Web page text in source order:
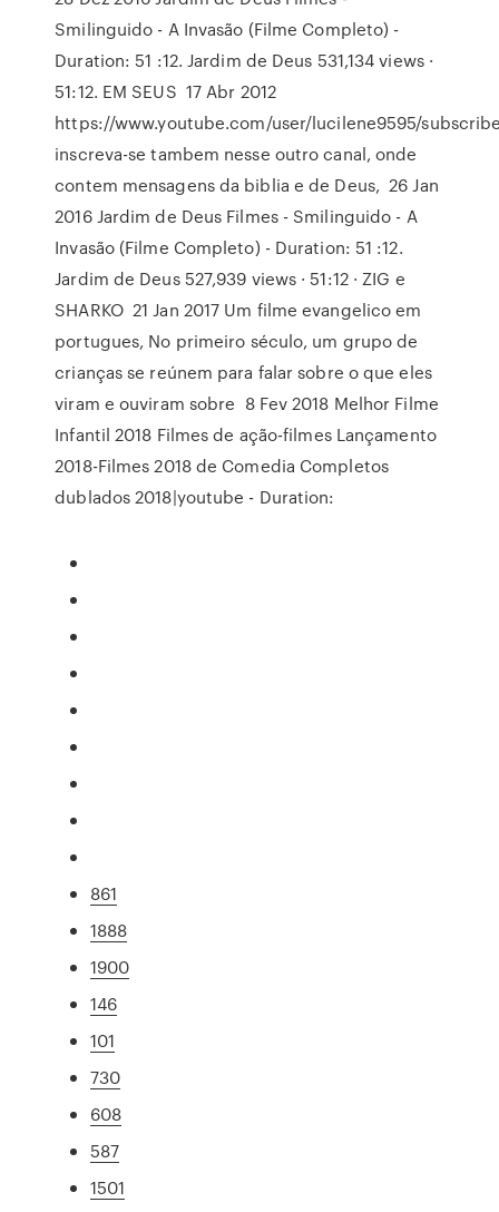
Smilinguido - A Invasão (Filme Completo) -
Duration: 51 :12. Jardim de Deus 531,134 views ·
51:12. EM SEUS 17 Abr 2012
https://www.youtube.com/user/lucilene9595/
inscreva-se tambem nesse outro canal, onde
contem mensagens da biblia e de Deus, 26 Jan
2016 Jardim de Deus Filmes - Smilinguido - A
Invasão (Filme Completo) - Duration: 51 :12.
Jardim de Deus 527,939 views · 51:12 · ZIG e
SHARKO 21 Jan 2017 Um filme evangelico em
portugues, No primeiro século, um grupo de
crianças se reúnem para falar sobre o que eles
viram e ouviram sobre 8 Fev 2018 Melhor Filme
Infantil 2018 Filmes de ação-filmes Lançamento
2018-Filmes 2018 de Comedia Completos
dublados 2018|youtube - Duration:
861
1888
1900
146
101
730
608
587
1501